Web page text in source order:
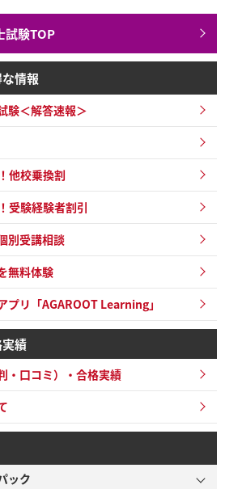
試験TOP
情報
験＜解答速報＞
他校乗換割
受験経験者割引
別受講相談
無料体験
プリ「AGAROOT Learning」
績
・口コミ）・合格実績
ック